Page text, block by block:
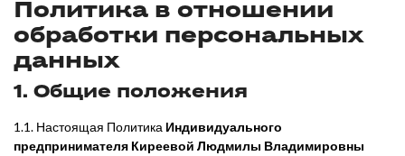
Политика в отношении
обработки персональных
данных
1. Общие положения
1.1. Настоящая Политика Индивидуального
предпринимателя Киреевой Людмилы Владимировны